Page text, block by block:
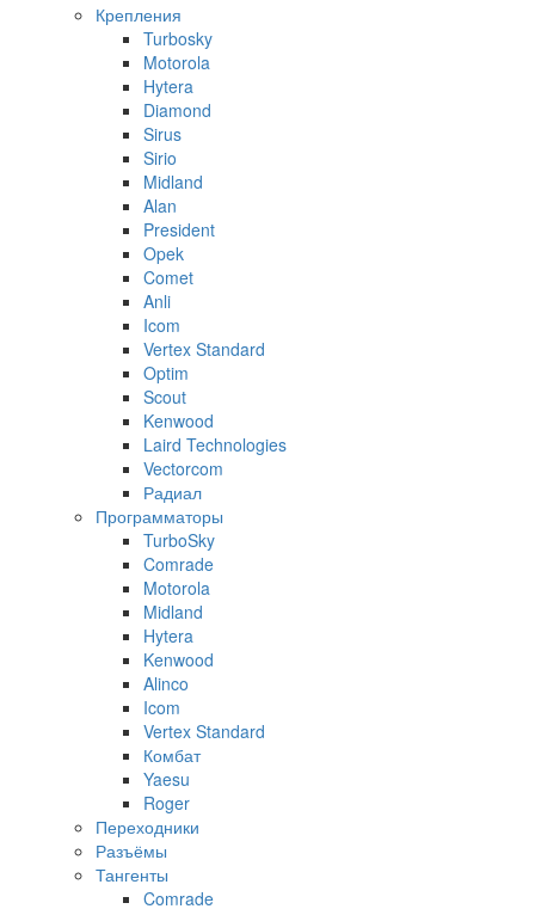
Крепления
Turbosky
Motorola
Hytera
Diamond
Sirus
Sirio
Midland
Alan
President
Opek
Comet
Anli
Icom
Vertex Standard
Optim
Scout
Kenwood
Laird Technologies
Vectorcom
Радиал
Программаторы
TurboSky
Comrade
Motorola
Midland
Hytera
Kenwood
Alinco
Icom
Vertex Standard
Комбат
Yaesu
Roger
Переходники
Разъёмы
Тангенты
Comrade